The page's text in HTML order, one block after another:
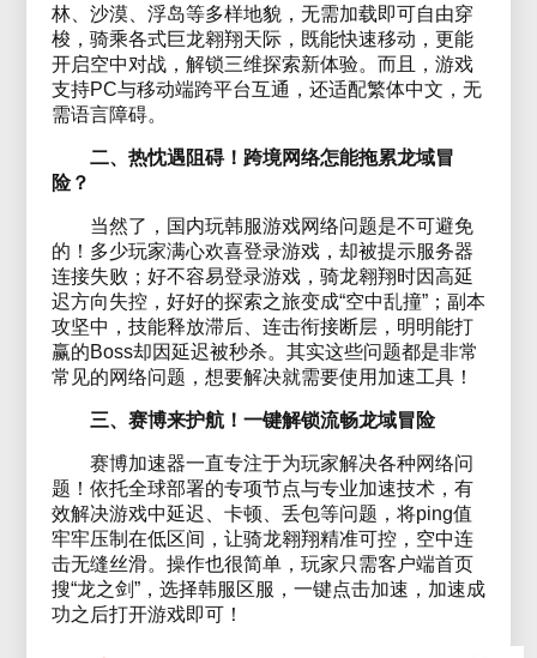
林、沙漠、浮岛等多样地貌，无需加载即可自由穿
梭，骑乘各式巨龙翱翔天际，既能快速移动，更能
开启空中对战，解锁三维探索新体验。而且，游戏
支持PC与移动端跨平台互通，还适配繁体中文，无
需语言障碍。
二、热忱遇阻碍！跨境网络怎能拖累龙域冒
险？
当然了，国内玩韩服游戏网络问题是不可避免
的！多少玩家满心欢喜登录游戏，却被提示服务器
连接失败；好不容易登录游戏，骑龙翱翔时因高延
迟方向失控，好好的探索之旅变成“空中乱撞”；副本
攻坚中，技能释放滞后、连击衔接断层，明明能打
赢的Boss却因延迟被秒杀。其实这些问题都是非常
常见的网络问题，想要解决就需要使用加速工具！
三、赛博来护航！一键解锁流畅龙域冒险
赛博加速器一直专注于为玩家解决各种网络问
题！依托全球部署的专项节点与专业加速技术，有
效解决游戏中延迟、卡顿、丢包等问题，将ping值
牢牢压制在低区间，让骑龙翱翔精准可控，空中连
击无缝丝滑。操作也很简单，玩家只需客户端首页
搜“龙之剑”，选择韩服区服，一键点击加速，加速成
功之后打开游戏即可！